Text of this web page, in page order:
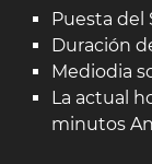
Puesta del
Duración
Mediodia
La actual
minutos